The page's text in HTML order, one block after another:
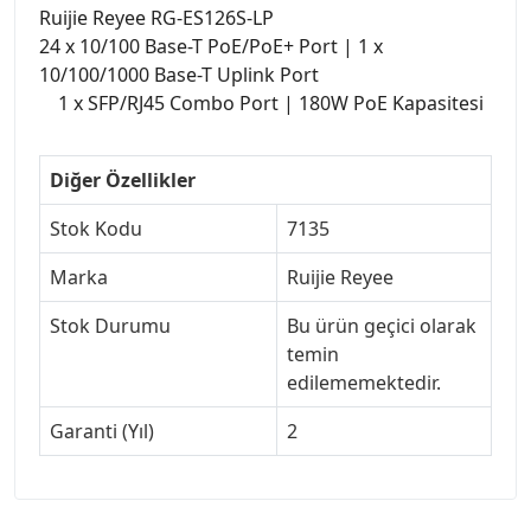
Ruijie Reyee RG-ES126S-LP
24 x 10/100 Base-T PoE/PoE+ Port | 1 x
10/100/1000 Base-T Uplink Port
1 x SFP/RJ45 Combo Port | 180W PoE Kapasitesi
Diğer Özellikler
Stok Kodu
7135
Marka
Ruijie Reyee
Stok Durumu
Bu ürün geçici olarak
temin
edilememektedir.
Garanti (Yıl)
2